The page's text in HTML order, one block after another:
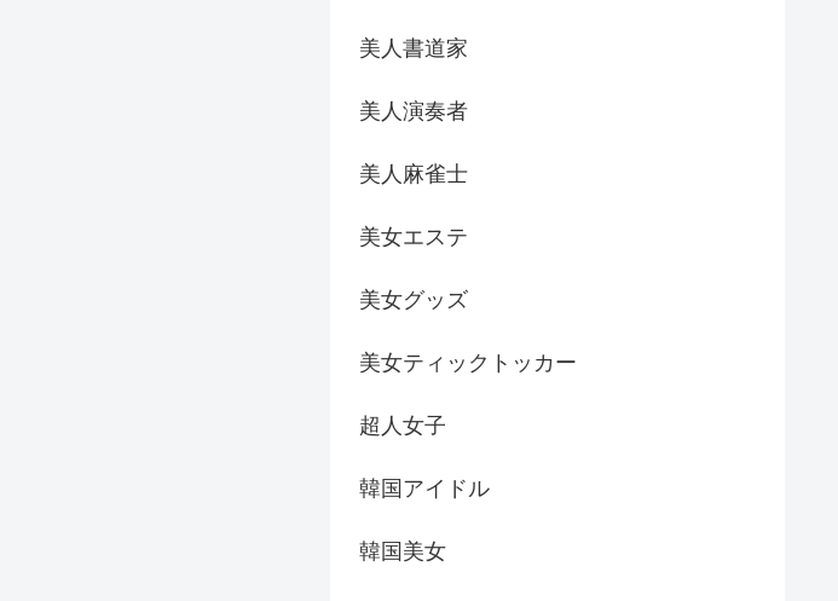
美人書道家
美人演奏者
美人麻雀士
美女エステ
美女グッズ
美女ティックトッカー
超人女子
韓国アイドル
韓国美女